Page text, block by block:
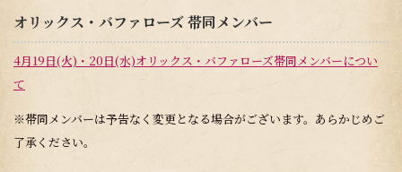
オリックス・バファローズ 帯同メンバー
4月19日(火)・20日(水)オリックス・バファローズ帯同メンバーについ
て
※帯同メンバーは予告なく変更となる場合がございます。あらかじめご
了承ください。